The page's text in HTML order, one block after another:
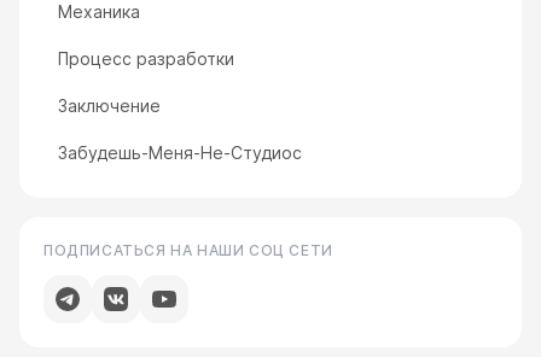
Механика
Процесс разработки
Заключение
Забудешь-Меня-Не-Студиос
ПОДПИСАТЬСЯ НА НАШИ СОЦ СЕТИ